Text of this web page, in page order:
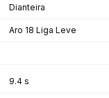
Dianteira
Aro 18 Liga Leve
9.4 s